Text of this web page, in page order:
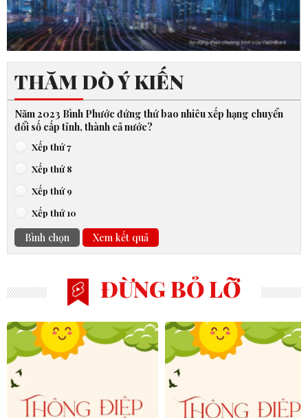
THĂM DÒ Ý KIẾN
Năm 2023 Bình Phước đứng thứ bao nhiêu xếp hạng chuyển
đổi số cấp tỉnh, thành cả nước?
Xếp thứ 7
Xếp thứ 8
Xếp thứ 9
Xếp thứ 10
Bình chọn Xem kết quả
ĐỪNG BỎ LỠ